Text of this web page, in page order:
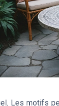
Les motifs